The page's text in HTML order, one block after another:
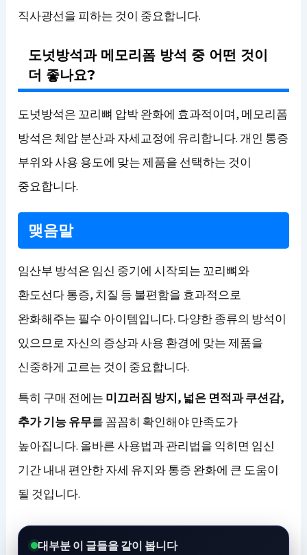
직사광선을 피하는 것이 중요합니다.
도넛방석과 메모리폼 방석 중 어떤 것이
더 좋나요?
도넛방석은 꼬리뼈 압박 완화에 효과적이며, 메모리폼
방석은 체압 분산과 자세교정에 유리합니다. 개인 통증
부위와 사용 용도에 맞는 제품을 선택하는 것이
중요합니다.
맺음말
임산부 방석은 임신 중기에 시작되는 꼬리뼈와
환도선다 통증, 치질 등 불편함을 효과적으로
완화해주는 필수 아이템입니다. 다양한 종류의 방석이
있으므로 자신의 증상과 사용 환경에 맞는 제품을
신중하게 고르는 것이 중요합니다.
특히 구매 전에는 미끄러짐 방지, 넓은 면적과 쿠션감,
추가 기능 유무를 꼼꼼히 확인해야 만족도가
높아집니다. 올바른 사용법과 관리법을 익히면 임신
기간 내내 편안한 자세 유지와 통증 완화에 큰 도움이
될 것입니다.
대부분 이 글들을 같이 봅니다